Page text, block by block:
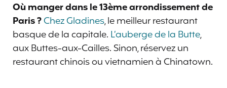
Où manger dans le 13ème arrondissement de
Paris ?Chez Gladines, le meilleur restaurant
basque de la capitale. L’auberge de la Butte,
aux Buttes-aux-Cailles. Sinon, réservez un
restaurant chinois ou vietnamien à Chinatown.